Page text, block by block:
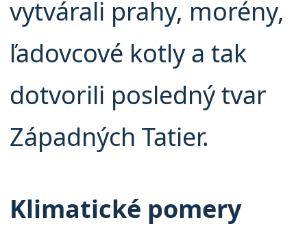
vytvárali prahy, morény,
ľadovcové kotly a tak
dotvorili posledný tvar
Západných Tatier.
Klimatické pomery